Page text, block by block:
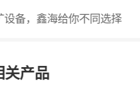
设备，鑫海给你不同选择
关产品